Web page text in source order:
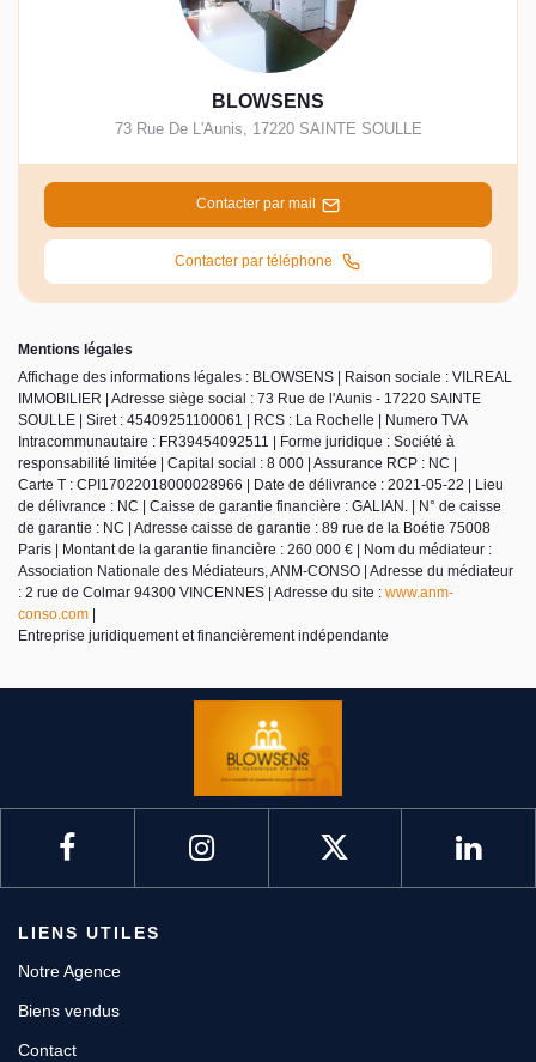
BLOWSENS
73 Rue De L'Aunis, 17220 SAINTE SOULLE
Contacter par mail
Contacter par téléphone
Mentions légales
Affichage des informations légales : BLOWSENS | Raison sociale : VILREAL
IMMOBILIER | Adresse siège social : 73 Rue de l'Aunis - 17220 SAINTE
SOULLE | Siret : 45409251100061 | RCS : La Rochelle | Numero TVA
Intracommunautaire : FR39454092511 | Forme juridique : Société à
responsabilité limitée | Capital social : 8 000 | Assurance RCP : NC |
Carte T : CPI17022018000028966 | Date de délivrance : 2021-05-22 | Lieu
de délivrance : NC | Caisse de garantie financière : GALIAN. | N° de caisse
de garantie : NC | Adresse caisse de garantie : 89 rue de la Boétie 75008
Paris | Montant de la garantie financière : 260 000 € | Nom du médiateur :
Association Nationale des Médiateurs, ANM-CONSO | Adresse du médiateur
: 2 rue de Colmar 94300 VINCENNES | Adresse du site : www.anm-
conso.com
Entreprise juridiquement et financièrement indépendante
LIENS UTILES
Notre Agence
Biens vendus
Contact